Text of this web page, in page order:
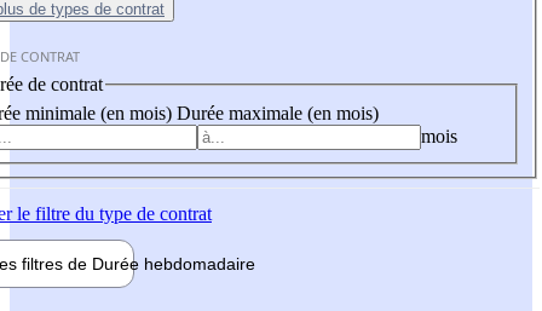
de types de contrat
CONTRAT
de contrat
minimale (en mois) Durée maximale (en mois)
mois
le filtre du type de contrat
filtres de Durée hebdomadaire